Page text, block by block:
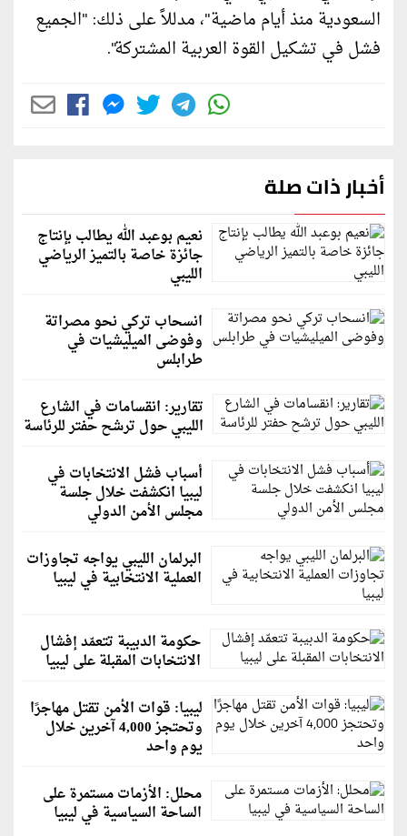
السعودية منذ أيام ماضية"، مدللاً على ذلك: "الجميع
فشل في تشكيل القوة العربية المشتركة".
أخبار ذات صلة
نعيم بوعبد الله يطالب بإنتاج
جائزة خاصة بالتميز الرياضي
الليبي
انسحاب تركي نحو مصراتة
وفوضى الميليشيات في
طرابلس
تقارير: انقسامات في الشارع
الليبي حول ترشح حفتر للرئاسة
أسباب فشل الانتخابات في
ليبيا انكشفت خلال جلسة
مجلس الأمن الدولي
البرلمان الليبي يواجه تجاوزات
العملية الانتخابية في ليبيا
حكومة الدبيبة تتعمّد إفشال
الانتخابات المقبلة على ليبيا
ليبيا: قوات الأمن تقتل مهاجرًا
وتحتجز 4,000 آخرين خلال
يوم واحد
محلل: الأزمات مستمرة على
الساحة السياسية في ليبيا